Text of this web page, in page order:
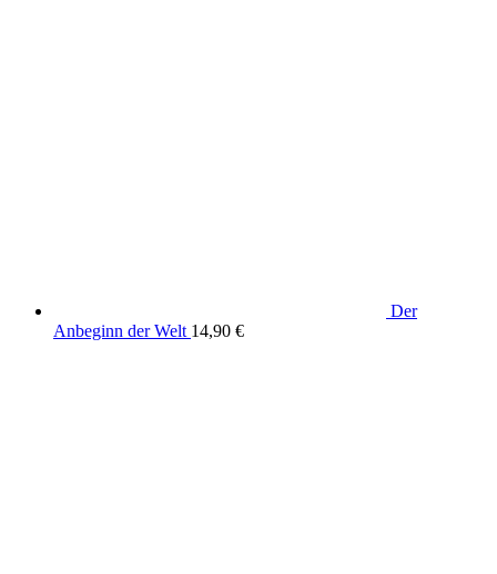
Der
Anbeginn der Welt 14,90 €